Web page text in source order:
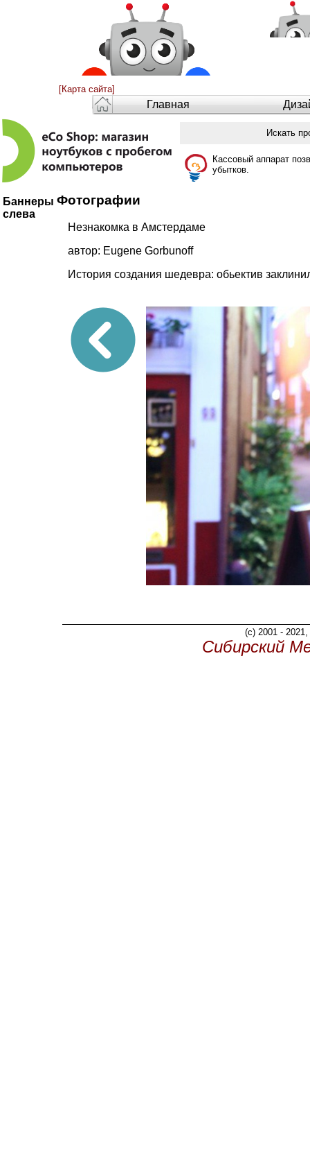
[Карта сайта]
Главная
Искать
Кассовый аппарат
убытков.
Баннеры
слева
Фотографии
Незнакомка в Амстердаме
автор: Eugene Gorbunoff
История создания шедевра: обьектив
(c) 2001 -
Сибирский